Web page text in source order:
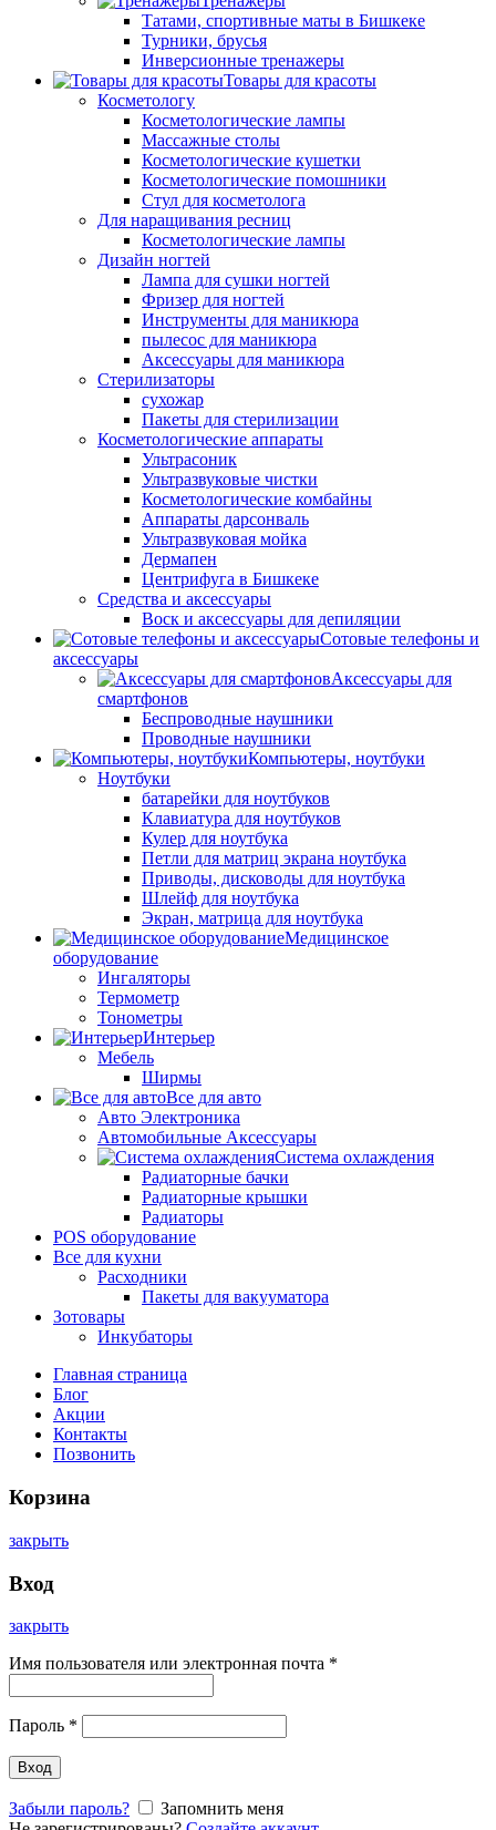
Татами, спортивные маты в Бишкеке
Турники, брусья
Инверсионные тренажеры
Товары для красоты
Косметологу
Косметологические лампы
Массажные столы
Косметологические кушетки
Косметологические помошники
Стул для косметолога
Для наращивания ресниц
Косметологические лампы
Дизайн ногтей
Лампа для сушки ногтей
Фризер для ногтей
Инструменты для маникюра
пылесос для маникюра
Аксессуары для маникюра
Стерилизаторы
сухожар
Пакеты для стерилизации
Косметологические аппараты
Ультрасоник
Ультразвуковые чистки
Косметологические комбайны
Аппараты дарсонваль
Ультразвуковая мойка
Дермапен
Центрифуга в Бишкеке
Средства и аксессуары
Воск и аксессуары для депиляции
Сотовые телефоны и
аксессуары
Аксессуары для
смартфонов
Беспроводные наушники
Проводные наушники
Компьютеры, ноутбуки
Ноутбуки
батарейки для ноутбуков
Клавиатура для ноутбуков
Кулер для ноутбука
Петли для матриц экрана ноутбука
Приводы, дисководы для ноутбука
Шлейф для ноутбука
Экран, матрица для ноутбука
Медицинское
оборудование
Ингаляторы
Термометр
Тонометры
Интерьер
Мебель
Ширмы
Все для авто
Авто Электроника
Автомобильные Аксессуары
Система охлаждения
Радиаторные бачки
Радиаторные крышки
Радиаторы
POS оборудование
Все для кухни
Расходники
Пакеты для вакууматора
Зотовары
Инкубаторы
Главная страница
Блог
Акции
Контакты
Позвонить
Корзина
закрыть
Вход
закрыть
Имя пользователя или электронная почта *
Пароль *
Вход
Забыли пароль?
Запомнить меня